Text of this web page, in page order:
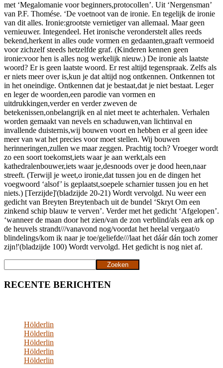
met ‘Megalomanie voor beginners,protocollen’. Uit ‘Nergensman’
van P.F. Thomése. ‘De voetnoot van de ironie. En tegelijk de ironie
van dit alles. Ironie:grootste vernietiger van allemaal. Maar geen
vernieuwer. Integendeel. Het ironische veronderstelt alles reeds
bekend,herkent in alles oude vormen en gedaanten,graaft vermoeid
voor zichzelf steeds hetzelfde graf. (Kinderen kennen geen
ironie:voor hen is alles nog werkelijk nieuw.) De ironie als laatste
woord? Er is geen laatste woord. Er rest altijd tegenspraak. Zelfs als
er niets meer over is,kun je dat altijd nog ontkennen. Ontkennen tot
in het oneindige. Ontkennen dat je bestaat,dat je niet bestaat. Leger
en leger de woorden,een parodie van vormen en
uitdrukkingen,verder en verder zweven de
betekenissen,onbelangrijk en al niet meet te achterhalen. Verhalen
worden gemaakt van nevels en schaduwen,van lichtinval en
invallende duisternis,wij bouwen voort en hebben er al geen idee
meer van wat het precies voor moet stellen. Wij bouwen
herinneringen,zullen we maar zeggen. Prachtig toch? Vroeger wordt
zo een soort toekomst,iets waar je aan werkt,als een
kathedralenbouwer,iets waar je,desnoods over je dood heen,naar
streeft. (Terwijl je weet,o ironie,dat tussen jou en de dingen het
voegwoord ‘alsof’ is geplaatst,soepele scharnier tussen jou en het
niets.) [Terzijde]'(bladzijde 20-21) Wordt vervolgd. Nu weer een
gedicht van Breyten Breytenbach uit de bundel ‘Skryt Om een
zinkend schip blauw te verven’. Verder met het gedicht ‘Afgelopen’.
‘wanneer de maan door het zien/van de zon verblind/als een ark op
de heuvels strandt///vanavond nog/voordat het heelal vergaat/o
blindelings/kom ik naar je toe/geliefde///laat het dáár dán toch zomer
zijn!'(bladzijde 100) Wordt vervolgd. Het gedicht is nog niet af.
Zoeken
RECENTE BERICHTEN
Hölderlin
Hölderlin
Hölderlin
Hölderlin
Hölderlin